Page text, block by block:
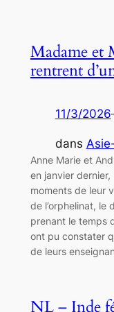
Madame et
rentrent
11/3/2026
dans
Anne Marie et
en janvier
moments de leur
de l’orphelinat, le
prenant le temps
ont pu constater
de leurs
NL – Inde